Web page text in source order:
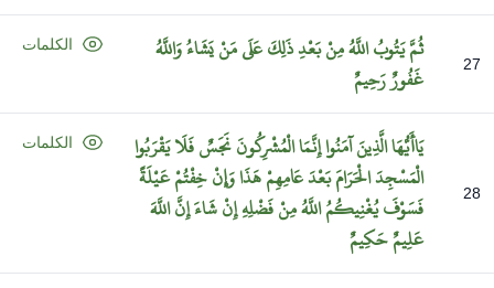
27 ثُمَّيَتُوبُاللَّهُمِنْبَعْدِذَلِكَعَلَىمَنْيَشَاءُوَاللَّهُ
غَفُورٌرَحِيمٌ
الكلمات
28
يَاأَيُّهَاالَّذِينَآمَنُواإِنَّمَاالْمُشْرِكُونَنَجَسٌفَلَايَقْرَبُوا
الْمَسْجِدَالْحَرَامَبَعْدَعَامِهِمْهَذَاوَإِنْخِفْتُمْعَيْلَةً
فَسَوْفَيُغْنِيكُمُاللَّهُمِنْفَضْلِهِإِنْشَاءَإِنَّاللَّهَ
عَلِيمٌحَكِيمٌ
الكلمات